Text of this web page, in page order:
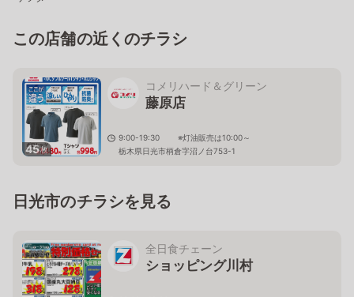
この店舗の近くのチラシ
45枚
コメリハード＆グリーン
藤原店
9:00-19:30 ※灯油販売は10:00～
栃木県日光市柄倉字沼ノ台753-1
日光市のチラシを見る
全日食チェーン
ショッピング川村